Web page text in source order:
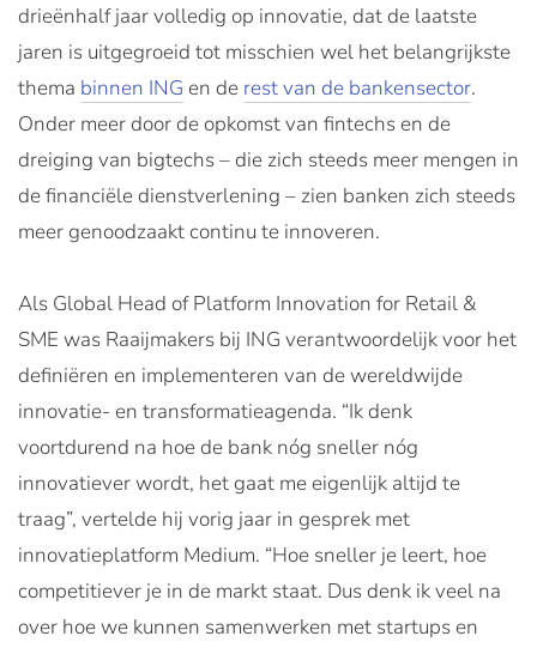
drieënhalf jaar volledig op innovatie, dat de laatste
jaren is uitgegroeid tot misschien wel het belangrijkste
thema binnen ING en de rest van de bankensector.
Onder meer door de opkomst van fintechs en de
dreiging van bigtechs – die zich steeds meer mengen in
de financiële dienstverlening – zien banken zich steeds
meer genoodzaakt continu te innoveren.
Als Global Head of Platform Innovation for Retail &
SME was Raaijmakers bij ING verantwoordelijk voor het
definiëren en implementeren van de wereldwijde
innovatie- en transformatieagenda. “Ik denk
voortdurend na hoe de bank nóg sneller nóg
innovatiever wordt, het gaat me eigenlijk altijd te
traag”, vertelde hij vorig jaar in gesprek met
innovatieplatform Medium. “Hoe sneller je leert, hoe
competitiever je in de markt staat. Dus denk ik veel na
over hoe we kunnen samenwerken met startups en